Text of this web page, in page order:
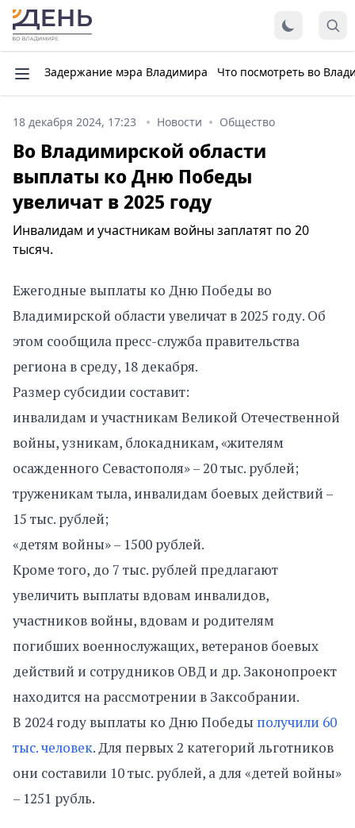
Задержание мэра Владимира Что посмотреть во
18 декабря 2024, 17:23 Новости Общество
Во Владимирской области
выплаты ко Дню Победы
увеличат в 2025 году
Инвалидам и участникам войны заплатят по 20
тысяч.
Ежегодные выплаты ко Дню Победы во
Владимирской области увеличат в 2025 году. Об
этом сообщила пресс-служба правительства
региона в среду, 18 декабря.
Размер субсидии составит:
инвалидам и участникам Великой Отечественной
войны, узникам, блокадникам, «жителям
осажденного Севастополя» – 20 тыс. рублей;
труженикам тыла, инвалидам боевых действий –
15 тыс. рублей;
«детям войны» – 1500 рублей.
Кроме того, до 7 тыс. рублей предлагают
увеличить выплаты вдовам инвалидов,
участников войны, вдовам и родителям
погибших военнослужащих, ветеранов боевых
действий и сотрудников ОВД и др. Законопроект
находится на рассмотрении в Заксобрании.
В 2024 году выплаты ко Дню Победы получили 60
тыс. человек. Для первых 2 категорий льготников
они составили 10 тыс. рублей, а для «детей войны»
– 1251 рубль.